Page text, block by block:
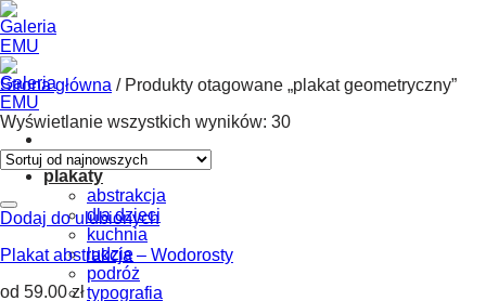
Skip
to
content
plakaty
abstrakcja
dla dzieci
kuchnia
ludzie
podróż
typografia
Strona główna /Produkty otagowane „plakat geometryczny”
Wyświetlanie wszystkich wyników: 30
Dodaj do ulubionych
Plakat abstrakcja – Wodorosty
od 59.00zł